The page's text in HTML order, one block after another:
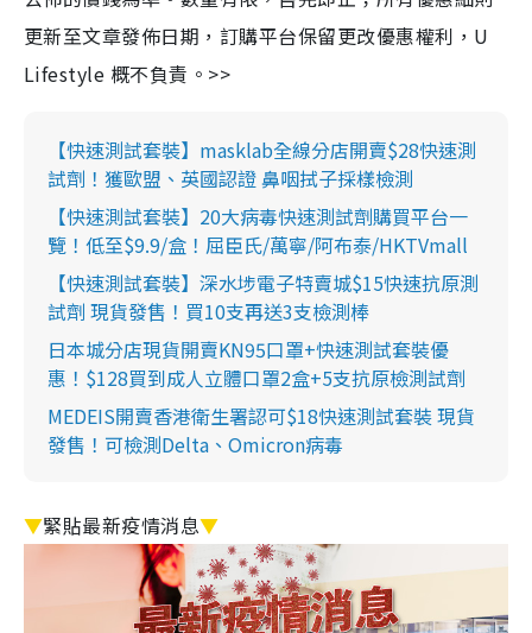
更新至文章發佈日期，訂購平台保留更改優惠權利，U
Lifestyle 概不負責。>>
【快速測試套裝】masklab全線分店開賣$28快速測
試劑！獲歐盟、英國認證 鼻咽拭子採樣檢測
【快速測試套裝】20大病毒快速測試劑購買平台一
覽！低至$9.9/盒！屈臣氏/萬寧/阿布泰/HKTVmall
【快速測試套裝】深水埗電子特賣城$15快速抗原測
試劑 現貨發售！買10支再送3支檢測棒
日本城分店現貨開賣KN95口罩+快速測試套裝優
惠！$128買到成人立體口罩2盒+5支抗原檢測試劑
MEDEIS開賣香港衛生署認可$18快速測試套裝 現貨
發售！可檢測Delta、Omicron病毒
▼緊貼最新疫情消息▼